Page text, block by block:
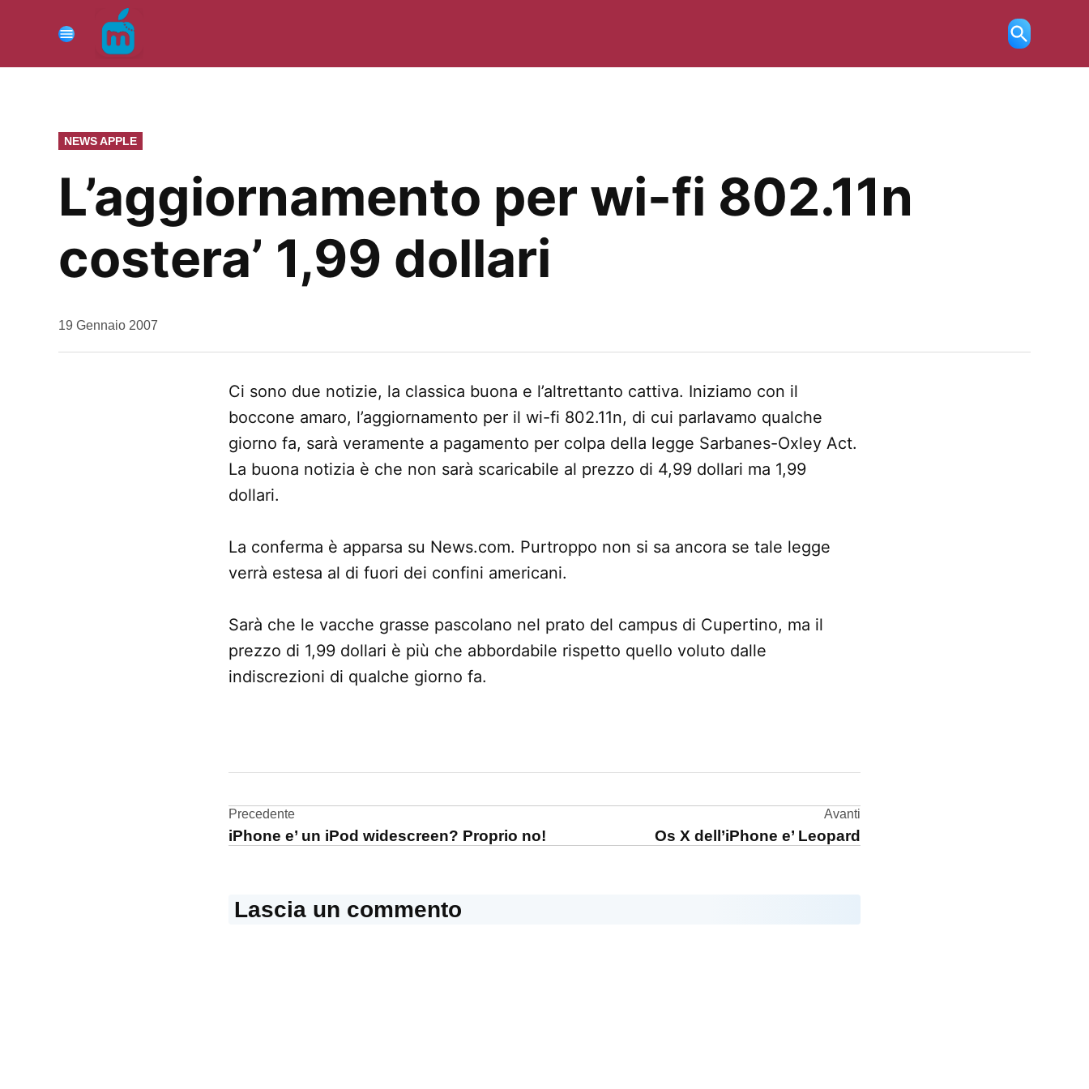
contenuto
Menu
Ricerca
aperta
PUBBLICATO
IN
NEWS APPLE
L’aggiornamento per wi-fi 802.11n
costera’ 1,99 dollari
da
19 Gennaio 2007
Ci sono due notizie, la classica buona e l’altrettanto cattiva. Iniziamo con il
boccone amaro, l’aggiornamento per il wi-fi 802.11n, di cui parlavamo qualche
giorno fa, sarà veramente a pagamento per colpa della legge Sarbanes-Oxley Act.
La buona notizia è che non sarà scaricabile al prezzo di 4,99 dollari ma 1,99
dollari.
La conferma è apparsa su News.com. Purtroppo non si sa ancora se tale legge
verrà estesa al di fuori dei confini americani.
Sarà che le vacche grasse pascolano nel prato del campus di Cupertino, ma il
prezzo di 1,99 dollari è più che abbordabile rispetto quello voluto dalle
indiscrezioni di qualche giorno fa.
Wi-
Fi
Navigazione
Precedente
iPhone e’ un iPod widescreen? Proprio no!
Avanti
Os X dell’iPhone e’ Leopard
Lascia un commento